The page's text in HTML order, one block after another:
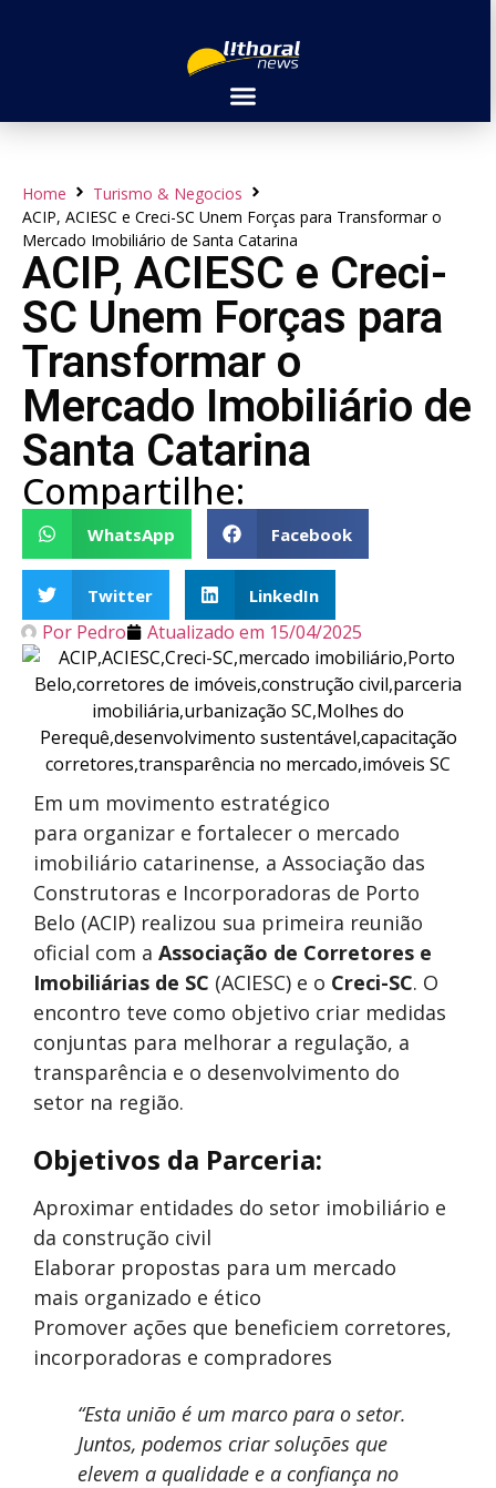
Home
Turismo & Negocios
ACIP, ACIESC e Creci-SC Unem Forças para Transformar o
Mercado Imobiliário de Santa Catarina
ACIP, ACIESC e Creci-
SC Unem Forças para
Transformar o
Mercado Imobiliário de
Santa Catarina
Compartilhe:
WhatsApp Facebook
Twitter LinkedIn
Por Pedro Atualizado em 15/04/2025
Em um movimento estratégico
para organizar e fortalecer o mercado
imobiliário catarinense, a Associação das
Construtoras e Incorporadoras de Porto
Belo (ACIP) realizou sua primeira reunião
oficial com a Associação de Corretores e
Imobiliárias de SC (ACIESC) e o Creci-SC. O
encontro teve como objetivo criar medidas
conjuntas para melhorar a regulação, a
transparência e o desenvolvimento do
setor na região.
Objetivos da Parceria:
Aproximar entidades do setor imobiliário e
da construção civil
Elaborar propostas para um mercado
mais organizado e ético
Promover ações que beneficiem corretores,
incorporadoras e compradores
“Esta união é um marco para o setor.
Juntos, podemos criar soluções que
elevem a qualidade e a confiança no